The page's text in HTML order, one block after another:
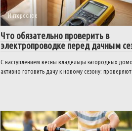
Интересное
Что обязательно проверить в
электропроводке перед дачным
С наступлением весны владельцы загородных
активно готовить дачу к новому сезону: проверяют